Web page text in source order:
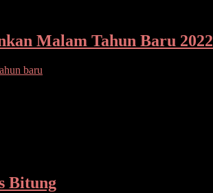
Malam Tahun Baru 2022
baru
Bitung